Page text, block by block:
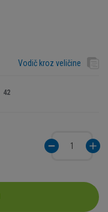
Vodič kroz veličine
42